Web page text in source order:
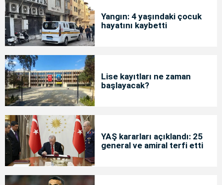
Yangın: 4 yaşındaki çocuk
hayatını kaybetti
Lise kayıtları ne zaman
başlayacak?
YAŞ kararları açıklandı: 25
general ve amiral terfi etti